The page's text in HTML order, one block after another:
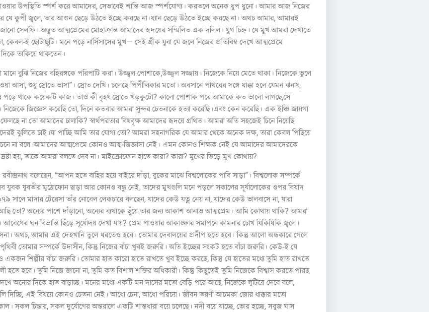
হাওয়ার উপস্থিতি স্পর্শ করে আমাদের, সেভাবেই শান্তি আজ স্পর্শযোগ্য। করতলে অনেক ধুপ ধুনো। আমার আজ নিজের
যে কুপী জ্বলে, তার আগুন ছেড়ে উঠতে ইচ্ছে করছে না।ধ্যান ছেড়ে উঠতে ইচ্ছে করছে না। অথচ আমার, আমারই
সেলফি। অদ্ভুত আত্মপ্রেমের মোহাক্রান্ত আমাদের হৃদয়ের সম্মিলিত এক দলিল। যুগ চিহ্ন। যে মুখ আমরা দেখাতে
কেবল-ই ছোটাছুটি। মনে পড়ে নার্সিসাসের মুখ— সেই গ্রীক যুবা যে জলে নিজের প্রতিবিম্ব দেখে আত্মপ্রেমে
তাকিয়ে থাকতেন।
বুঝি নিজের বহিরঙ্গকে পরিপাটি করা। উজ্জ্বল পোশাকে,উজ্জ্বল সজ্জায়। নিজেকে নিয়ে মেতে থাকা। নিজেকে ভুলে
আসা, শুধু স্রোতে ভাসা”। স্রোত দেখি। চলেছে পিপীলিকার মতো। অবসানে পাথরের সঙ্গে ধাক্কা হলে যেমন ঝনাৎ,
পড়ে থাকে কয়েকটি কাজ। তাও কী বৃহৎ স্রোতে খড়কুটো? কালো পোশাক পরে আমাকে কত ভালো লাগছে,সে
নিজেকে জিজ্ঞেস করেছি তো, দিনে কতবার আমরা সুন্দর চেতনাকে হত্যা করেছি।এবং কেন করেছি। এক ইঞ্চি জায়গা
না তো আমাদের চালাকি? স্বার্থপরতার বিষবৃক্ষ আমাদের হৃদয়ে গ্রথিত। আমরা অতি সহজেই চিনে নিয়েছি
ঝুলিতে চাই।যা পাচ্ছি আমি তার যোগ্য তো? আমরা সহনাগরিক যে আমার থেকে অনেক দক্ষ, তারা কেবল পিছিয়ে
না বলে।আমাদের আত্মপ্রেমে কোনও আত্ম-জিজ্ঞাসা নেই। এমন কোনও শিক্ষক নেই যে আমাদের আমাদেরকে
হয়, তাকে আমরা বলতে দেব না। মাইক্রোফোন হাতে কারা? কারা? মুখের ভিড়ে মুখ কোথায়?
বলেছেন, “আপন হতে বাহির হয়ে বাইরে দাঁড়া, বুকের মাঝে বিশ্বলোকের পাবি সাড়া”। বিশ্বলোক সম্পর্কে
যুবতীর মুঠোফোন ছাড়া আর কোনও বন্ধু নেই, তাদের মুখগুলি মনে পড়লে সকালের সূর্যালোকের ওপর বিষাদ
সালে মাদার টেরেসা তাঁর নোবেল লেকচারে বলছেন, যাদের কেউ যত্ন নেয় না, যাদের কেউ ভালবাসে না, যারা
তো? অন্যের পাশে দাঁড়ানো, অন্যের ব্যথাকে ছুঁয়ে তার জন্য আকাশ আনাও আত্মপ্রেম। আমি কোথায় থাকি? আমরা
ঘন বিভ্রান্তি ছিঁড়ে সূর্যোদয় দেখা যায়? প্রেম পাওয়ার আকাঙ্ক্ষার সমাপনে কামনার চোখ ধিকিধিকি জ্বলে।
অথচ, আমার এই দেহখানি তুলে ধরতেও হবে। তোমার দেবালয়ের প্রদীপ হতে হবে। কিন্তু আলো অন্ধকারে গেলে
তোমার সম্পর্কে উদাসীন, কিন্তু নিজের বাঁচা খুবই জরুরি। অতি ইচ্ছের সংকট হতে বাঁচা জরুরি। কেউ-ই যে
শিল্পীর বাঁচা জরুরি। তোমার হাত কারো হাতে রাখতে খুব ইচ্ছে করছে, কিন্তু যে হাতের মধ্যে তুমি হাত রাখতে
হতে হবে। তুমি নিজে জানো না, তুমি কত বিশাল শক্তির অধিকারী। কিন্তু কিছুতেই তুমি নিজেকে বিশ্বাস করতে পারছ
অন্যের দিকে হাত বাড়াচ্ছ। মনের মধ্যে একটি মন দাসের মতো বেড়ি পরে আছে, নিজেকে লুটিয়ে দেবে বলে,
দিচ্ছি, এই বিষয়ে কোনও চেতনা নেই। আধো চেনা, আধো পরিচয়। জীবন তরণী আচমকা জোর ধাক্কার মতো
সকল চিন্তার, সকল দুর্যোগের অন্তরালে একটি শান্তধারা বয়ে চলেছে। নদী বয়ে যাচ্ছে, ভোর হচ্ছে, সবুজ ঘাস